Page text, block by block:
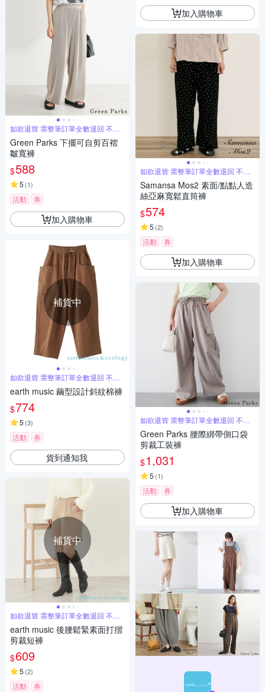
如欲退貨 需整筆訂單全數退回 不能
單退
Green Parks 下擺可自剪百褶
皺寬褲
$588
5 (1)
活動 券
加入購物車
補貨中
如欲退貨 需整筆訂單全數退回 不能
單退
earth music 繭型設計斜紋棉褲
$774
5 (3)
活動 券
貨到通知我
補貨中
如欲退貨 需整筆訂單全數退回 不能
單退
earth music 後腰鬆緊素面打摺
剪裁短褲
$609
5 (2)
活動 券
加入購物車
如欲退貨 需整筆訂單全數退回 不能
單退
Samansa Mos2 素面/點點人造
絲亞麻寬鬆直筒褲
$574
5 (2)
活動 券
加入購物車
如欲退貨 需整筆訂單全數退回 不能
單退
Green Parks 腰際綁帶側口袋
剪裁工裝褲
$1,031
5 (1)
活動 券
加入購物車